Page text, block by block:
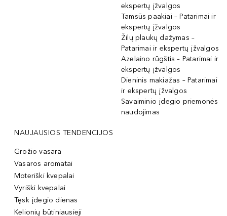
ekspertų įžvalgos
Tamsūs paakiai – Patarimai ir
ekspertų įžvalgos
Žilų plaukų dažymas –
Patarimai ir ekspertų įžvalgos
Azelaino rūgštis – Patarimai ir
ekspertų įžvalgos
Dieninis makiažas – Patarimai
ir ekspertų įžvalgos
Savaiminio įdegio priemonės
naudojimas
NAUJAUSIOS TENDENCIJOS
Grožio vasara
Vasaros aromatai
Moteriški kvepalai
Vyriški kvepalai
Tęsk įdegio dienas
Kelionių būtiniausieji